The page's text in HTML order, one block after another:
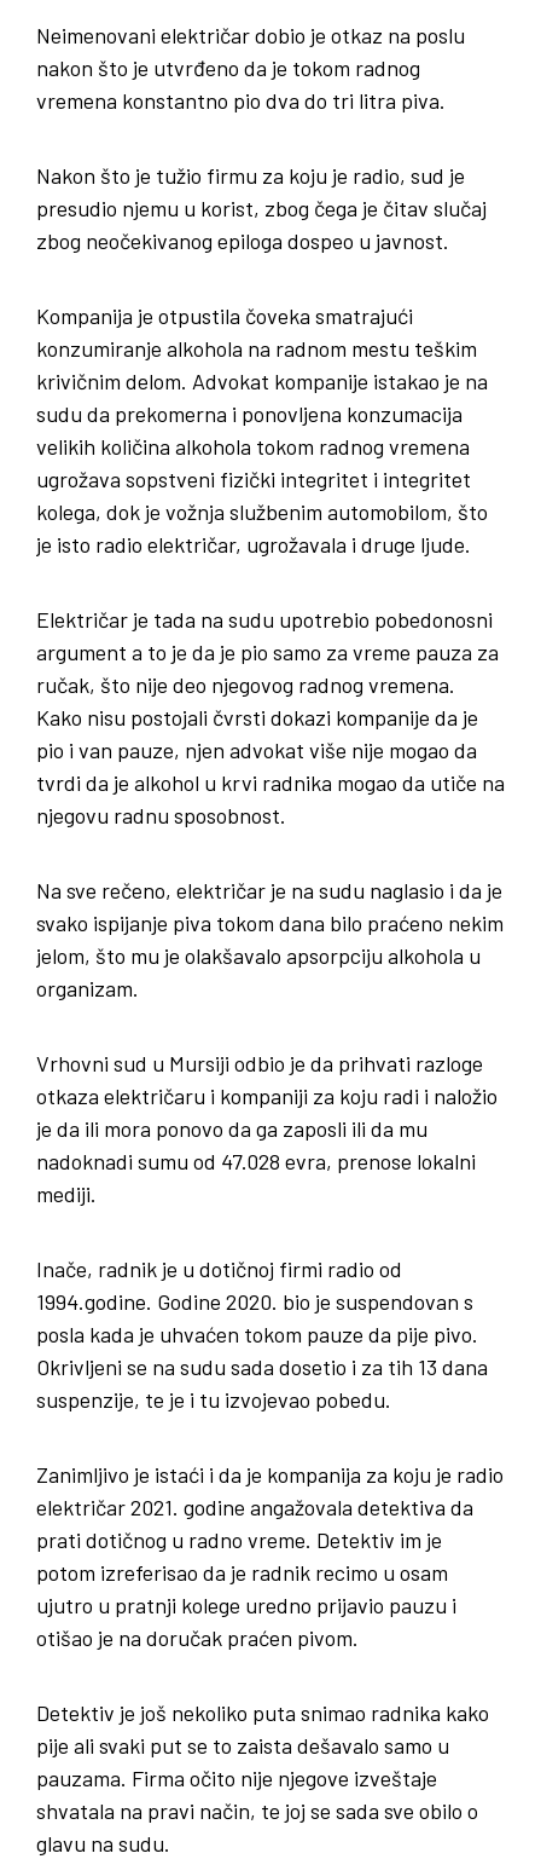
Neimenovani električar dobio je otkaz na poslu
nakon što je utvrđeno da je tokom radnog
vremena konstantno pio dva do tri litra piva.
Nakon što je tužio firmu za koju je radio, sud je
presudio njemu u korist, zbog čega je čitav slučaj
zbog neočekivanog epiloga dospeo u javnost.
Kompanija je otpustila čoveka smatrajući
konzumiranje alkohola na radnom mestu teškim
krivičnim delom. Advokat kompanije istakao je na
sudu da prekomerna i ponovljena konzumacija
velikih količina alkohola tokom radnog vremena
ugrožava sopstveni fizički integritet i integritet
kolega, dok je vožnja službenim automobilom, što
je isto radio električar, ugrožavala i druge ljude.
Električar je tada na sudu upotrebio pobedonosni
argument a to je da je pio samo za vreme pauza za
ručak, što nije deo njegovog radnog vremena.
Kako nisu postojali čvrsti dokazi kompanije da je
pio i van pauze, njen advokat više nije mogao da
tvrdi da je alkohol u krvi radnika mogao da utiče na
njegovu radnu sposobnost.
Na sve rečeno, električar je na sudu naglasio i da je
svako ispijanje piva tokom dana bilo praćeno nekim
jelom, što mu je olakšavalo apsorpciju alkohola u
organizam.
Vrhovni sud u Mursiji odbio je da prihvati razloge
otkaza električaru i kompaniji za koju radi i naložio
je da ili mora ponovo da ga zaposli ili da mu
nadoknadi sumu od 47.028 evra, prenose lokalni
mediji.
Inače, radnik je u dotičnoj firmi radio od
1994.godine. Godine 2020. bio je suspendovan s
posla kada je uhvaćen tokom pauze da pije pivo.
Okrivljeni se na sudu sada dosetio i za tih 13 dana
suspenzije, te je i tu izvojevao pobedu.
Zanimljivo je istaći i da je kompanija za koju je radio
električar 2021. godine angažovala detektiva da
prati dotičnog u radno vreme. Detektiv im je
potom izreferisao da je radnik recimo u osam
ujutro u pratnji kolege uredno prijavio pauzu i
otišao je na doručak praćen pivom.
Detektiv je još nekoliko puta snimao radnika kako
pije ali svaki put se to zaista dešavalo samo u
pauzama. Firma očito nije njegove izveštaje
shvatala na pravi način, te joj se sada sve obilo o
glavu na sudu.